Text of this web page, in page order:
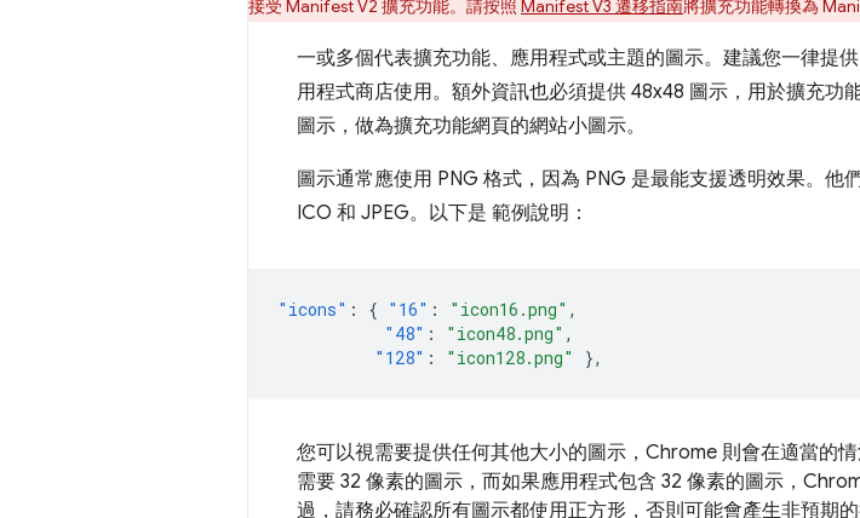
接受 Manifest V2 擴充功能。請按照 Manifest V3 遷移指南將擴充功能轉換為
一或多個代表擴充功能、應用程式或主題的圖示。建議您一律提
用程式商店使用。額外資訊也必須提供 48x48 圖示，用於擴充功
圖示，做為擴充功能網頁的網站小圖示。
圖示通常應使用 PNG 格式，因為 PNG 是最能支援透明效果。他
ICO 和 JPEG。以下是 範例說明：
"icons" : { "16" : "icon16.png" ,
"48" : "icon48.png" ,
"128" : "icon128.png" },
您可以視需要提供任何其他大小的圖示，Chrome 則會在適當的
需要 32 像素的圖示，而如果應用程式包含 32 像素的圖示，
過，請務必確認所有圖示都使用正方形，否則可能會產生非預期的